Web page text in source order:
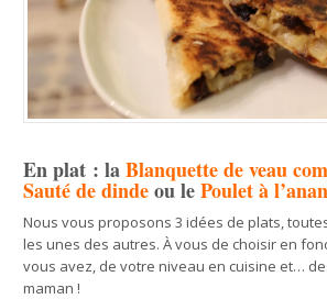
En plat : laBlanquette de veau
Sauté de dindeou lePoulet à
Nous vous proposons 3 idées de plats,
les unes des autres. À vous de choisir en
vous avez, de votre niveau en cuisine et…
maman !